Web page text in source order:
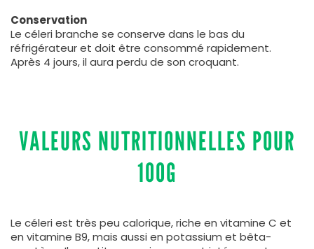
Conservation
Le céleri branche se conserve dans le bas du
réfrigérateur et doit être consommé rapidement.
Après 4 jours, il aura perdu de son croquant.
VALEURS NUTRITIONNELLES POUR
100G
Le céleri est très peu calorique, riche en vitamine C et
en vitamine B9, mais aussi en potassium et bêta-